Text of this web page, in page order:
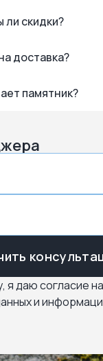
скидки?
доставка?
памятник?
я даю согласие
и